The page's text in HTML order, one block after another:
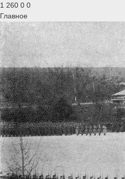
1 260 0 0
Главное